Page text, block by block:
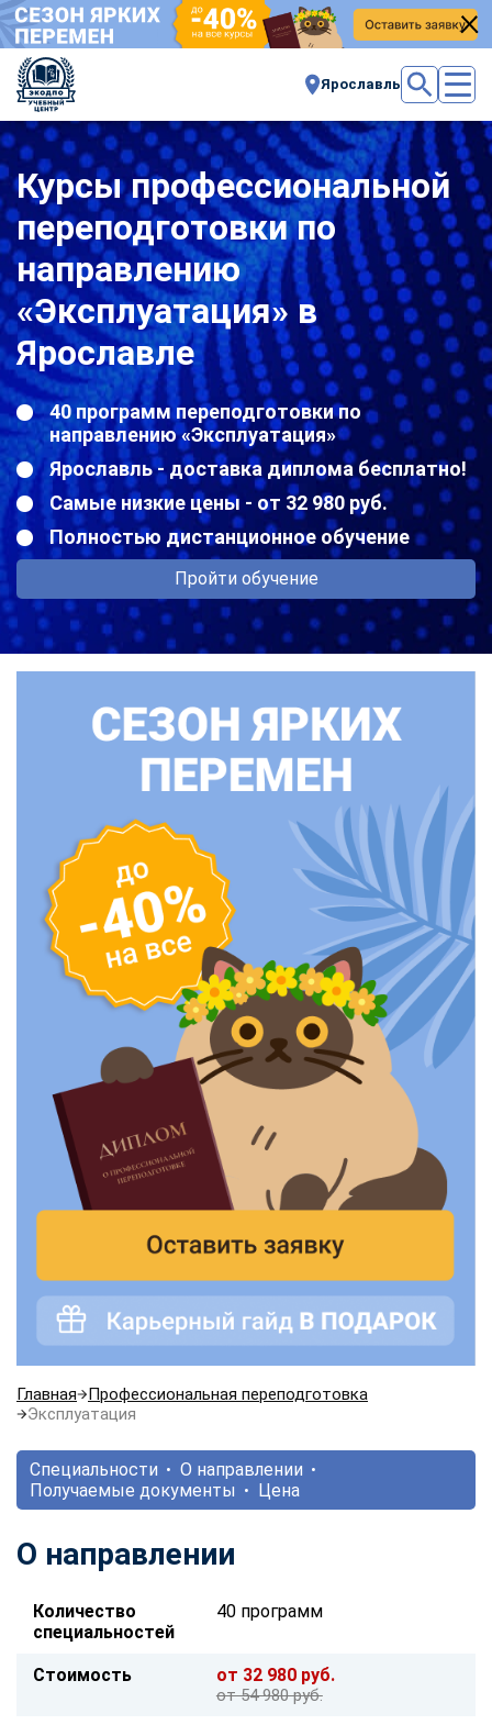
Ярославль
Курсы профессиональной
переподготовки по
направлению
«Эксплуатация» в
Ярославле
40 программ переподготовки по
направлению «Эксплуатация»
Ярославль - доставка диплома бесплатно!
Самые низкие цены - от 32 980 руб.
Полностью дистанционное обучение
Пройти обучение
Главная
Профессиональная переподготовка
Эксплуатация
Специальности
О направлении
Получаемые документы
Цена
О направлении
Количество
специальностей
40 программ
Стоимость от 32 980 руб.
от 54 980 руб.